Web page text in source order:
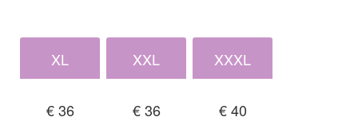
XL
€ 36
XXL
€ 36
XXXL
€ 40